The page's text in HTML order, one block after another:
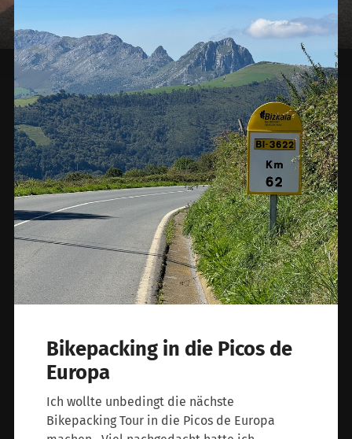
Bikepacking in die Picos de
Europa
Ich wollte unbedingt die nächste
Bikepacking Tour in die Picos de Europa